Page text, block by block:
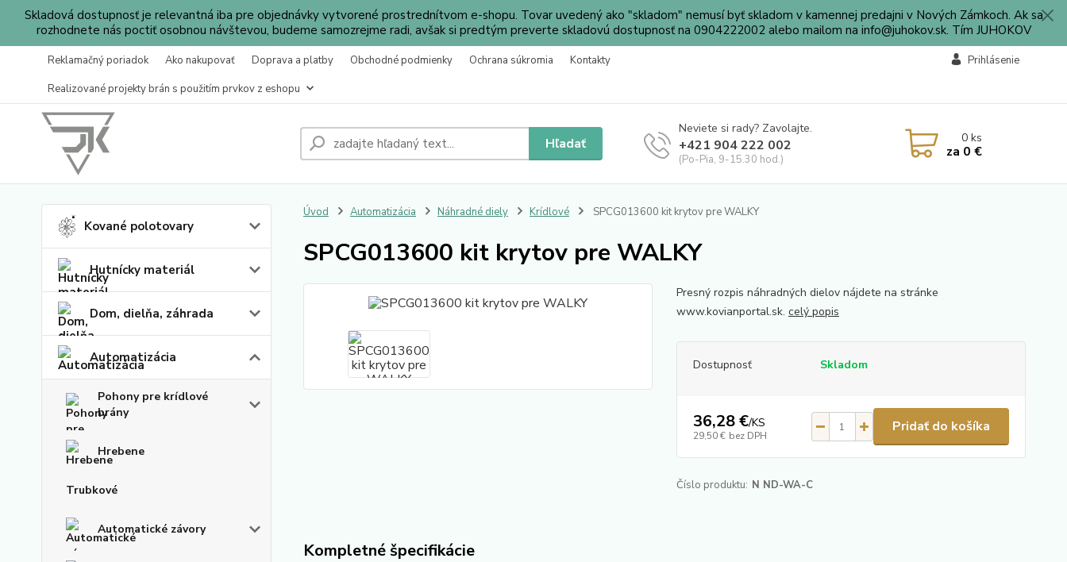
Skladová dostupnosť je relevantná iba pre objednávky vytvorené prostrednítvom e-shopu. Tovar uvedený ako "skladom" nemusí byť skladom v kamennej predajni v Nových Zámkoch. Ak sa
rozhodnete nás poctiť osobnou návštevou, budeme samozrejme radi, avšak si predtým preverte skladovú dostupnosť na 0904222002 alebo mailom na info@juhokov.sk. Tím JUHOKOV
Reklamačný poriadok Ako nakupovať Doprava a platby Obchodné podmienky Ochrana súkromia
Kontakty
Realizované projekty brán s použitím prvkov z eshopu
Prihlásenie
Hľadať
Neviete si rady? Zavolajte.
+421 904 222 002
(Po-Pia, 9-15.30 hod.)
0ks
za 0 €
Kované polotovary
Hutnícky materiál
Dom, dielňa, záhrada
Automatizácia
Pohony pre krídlové
brány
Hrebene
Trubkové
Automatické závory
Úvod Automatizácia Náhradné diely Krídlové SPCG013600 kit krytov pre WALKY
SPCG013600 kit krytov pre WALKY
Presný rozpis náhradných dielov nájdete na stránke
www.kovianportal.sk. celý popis
Dostupnosť Skladom
36,28 €/KS
29,50 € bez DPH
Pridať do košíka
Číslo produktu: N ND-WA-C
Kompletné špecifikácie